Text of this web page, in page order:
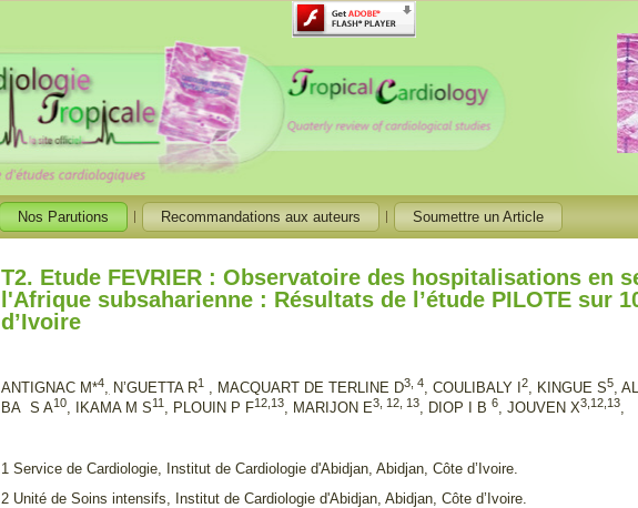
Nos Parutions Recommandations aux auteurs Soumettre un Article
T2. Etude FEVRIER : Observatoire des hospitalisations en
l'Afrique subsaharienne : Résultats de l’étude PILOTE sur
d’Ivoire
ANTIGNAC M*4, N’GUETTA R1 , MACQUART DE TERLINE D3, 4, COULIBALY I2, KINGUE S5,
BA S A10, IKAMA M S11 , PLOUIN P F12,13, MARIJON E3, 12, 13, DIOP I B6, JOUVEN X3,12,13,
1 Service de Cardiologie, Institut de Cardiologie d'Abidjan, Abidjan, Côte d’Ivoire.
2 Unité de Soins intensifs, Institut de Cardiologie d'Abidjan, Abidjan, Côte d’Ivoire.